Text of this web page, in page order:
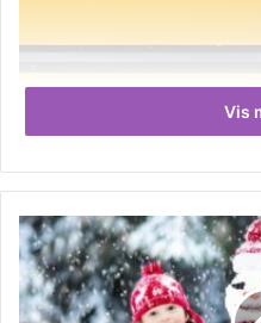
Det siges ofte, at
skyldes, at uddannelse
og den viden, der er
virkelige verden. En god
at få et job, starte en
Vis